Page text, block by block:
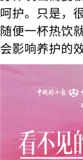
呵护。只是，
随便一杯热饮
会影响养护的